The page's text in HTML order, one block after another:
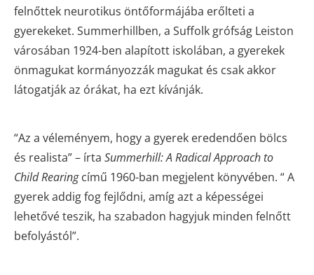
felnőttek neurotikus öntőformájába erőlteti a
gyerekeket. Summerhillben, a Suffolk grófság Leiston
városában 1924-ben alapított iskolában, a gyerekek
önmagukat kormányozzák magukat és csak akkor
látogatják az órákat, ha ezt kívánják.
“Az a véleményem, hogy a gyerek eredendően bölcs
és realista” – írta Summerhill: A Radical Approach to
Child Rearingcímű 1960-ban megjelent könyvében. “ A
gyerek addig fog fejlődni, amíg azt a képességei
lehetővé teszik, ha szabadon hagyjuk minden felnőtt
befolyástól”.